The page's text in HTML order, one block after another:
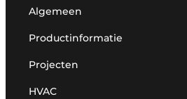
Algemeen
Productinformatie
Projecten
HVAC